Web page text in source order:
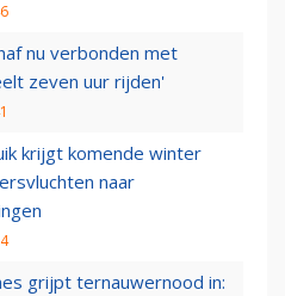
nu verbonden met
zeven uur rijden'
krijgt komende winter
naar
grijpt ternauwernood in: